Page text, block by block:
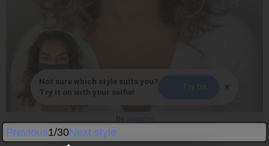
Not sure which style suits you?
Try it on with your selfie!
×
Previous1/30Next style